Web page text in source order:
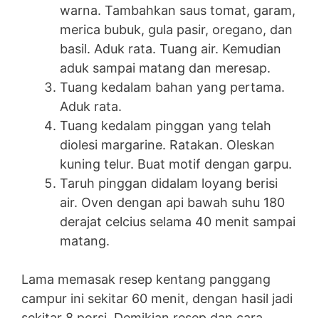
warna. Tambahkan saus tomat, garam,
merica bubuk, gula pasir, oregano, dan
basil. Aduk rata. Tuang air. Kemudian
aduk sampai matang dan meresap.
Tuang kedalam bahan yang pertama.
Aduk rata.
Tuang kedalam pinggan yang telah
diolesi margarine. Ratakan. Oleskan
kuning telur. Buat motif dengan garpu.
Taruh pinggan didalam loyang berisi
air. Oven dengan api bawah suhu 180
derajat celcius selama 40 menit sampai
matang.
Lama memasak resep kentang panggang
campur ini sekitar 60 menit, dengan hasil jadi